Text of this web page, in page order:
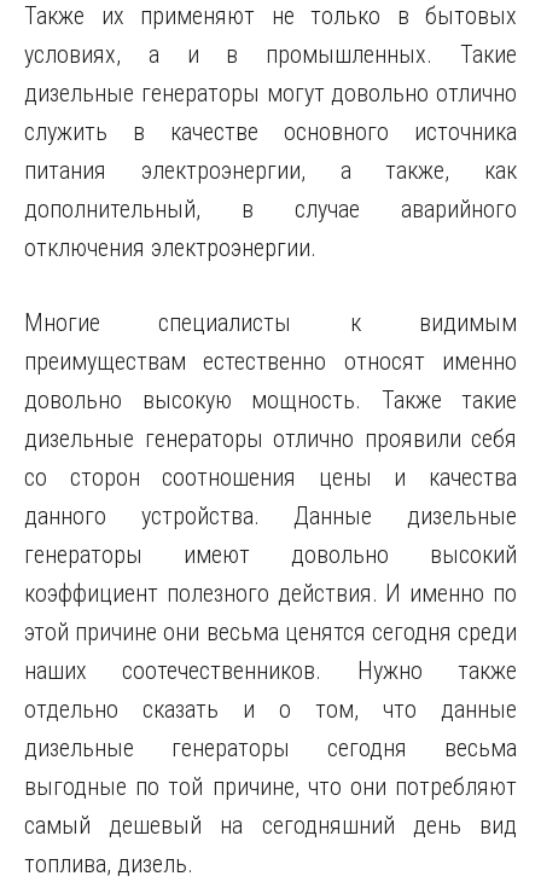
Также их применяют не только в бытовых
условиях, а и в промышленных. Такие
дизельные генераторы могут довольно отлично
служить в качестве основного источника
питания электроэнергии, а также, как
дополнительный, в случае аварийного
отключения электроэнергии.
Многие специалисты к видимым
преимуществам естественно относят именно
довольно высокую мощность. Также такие
дизельные генераторы отлично проявили себя
со сторон соотношения цены и качества
данного устройства. Данные дизельные
генераторы имеют довольно высокий
коэффициент полезного действия. И именно по
этой причине они весьма ценятся сегодня среди
наших соотечественников. Нужно также
отдельно сказать и о том, что данные
дизельные генераторы сегодня весьма
выгодные по той причине, что они потребляют
самый дешевый на сегодняшний день вид
топлива, дизель.